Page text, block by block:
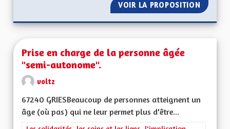
VOIR LA PROPOSITION
Prise en charge de la personne âgée
"semi-autonome".
voltz
67240 GRIESBeaucoup de personnes atteignent un
âge (où pas) qui ne leur permet plus d'être...